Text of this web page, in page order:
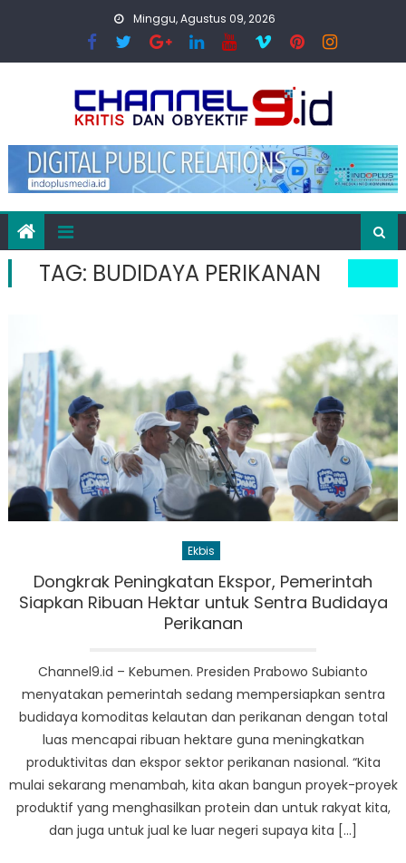
Minggu, Agustus 09, 2026
TAG: BUDIDAYA PERIKANAN
Ekbis
Dongkrak Peningkatan Ekspor, Pemerintah
Siapkan Ribuan Hektar untuk Sentra Budidaya
Perikanan
Channel9.id – Kebumen. Presiden Prabowo Subianto
menyatakan pemerintah sedang mempersiapkan sentra
budidaya komoditas kelautan dan perikanan dengan total
luas mencapai ribuan hektare guna meningkatkan
produktivitas dan ekspor sektor perikanan nasional. “Kita
mulai sekarang menambah, kita akan bangun proyek-proyek
produktif yang menghasilkan protein dan untuk rakyat kita,
dan juga untuk jual ke luar negeri supaya kita […]